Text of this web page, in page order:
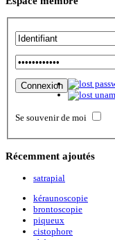
Se souvenir de moi
Récemment ajoutés
satrapial
kéraunoscopie
brontoscopie
piqueux
cistophore